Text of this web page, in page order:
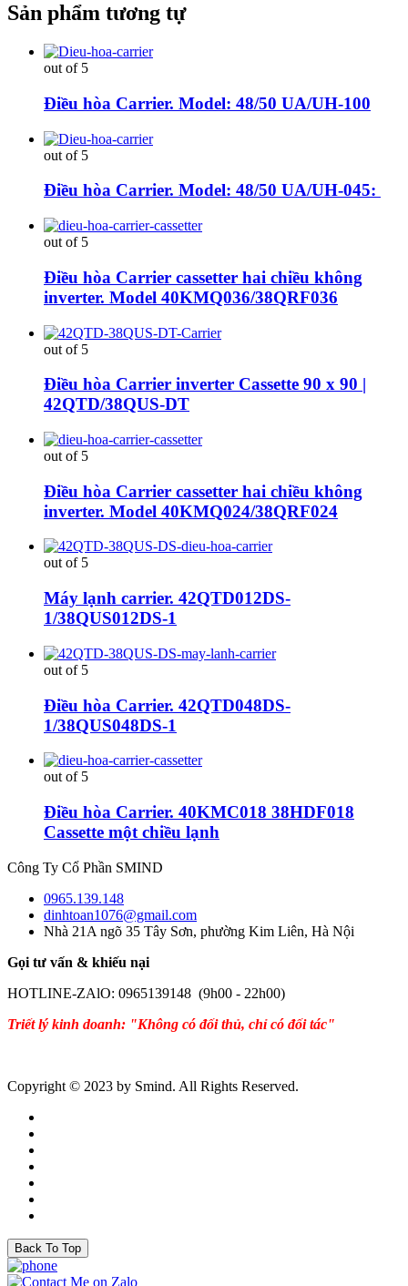
Sản phẩm tương tự
out of 5
Điều hòa Carrier. Model: 48/50 UA/UH-100
out of 5
Điều hòa Carrier. Model: 48/50 UA/UH-045:
out of 5
Điều hòa Carrier cassetter hai chiều không
inverter. Model 40KMQ036/38QRF036
out of 5
Điều hòa Carrier inverter Cassette 90 x 90 |
42QTD/38QUS-DT
out of 5
Điều hòa Carrier cassetter hai chiều không
inverter. Model 40KMQ024/38QRF024
out of 5
Máy lạnh carrier. 42QTD012DS-
1/38QUS012DS-1
out of 5
Điều hòa Carrier. 42QTD048DS-
1/38QUS048DS-1
out of 5
Điều hòa Carrier. 40KMC018 38HDF018
Cassette một chiều lạnh
Công Ty Cổ Phần SMIND
0965.139.148
dinhtoan1076@gmail.com
Nhà 21A ngõ 35 Tây Sơn, phường Kim Liên, Hà Nội
Gọi tư vấn & khiếu nại
HOTLINE-ZAlO: 0965139148 (9h00 - 22h00)
Triết lý kinh doanh: "Không có đối thủ, chỉ có đối tác"
Copyright © 2023 by Smind. All Rights Reserved.
Back To Top